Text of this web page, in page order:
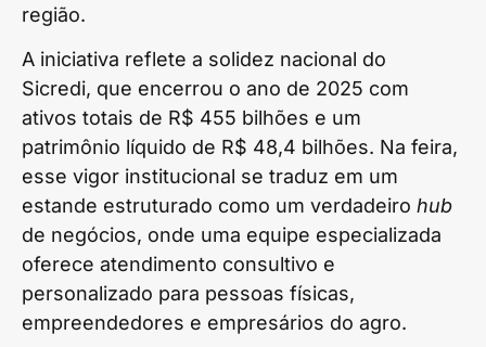
região.
A iniciativa reflete a solidez nacional do
Sicredi, que encerrou o ano de 2025 com
ativos totais de R$ 455 bilhões e um
patrimônio líquido de R$ 48,4 bilhões. Na feira,
esse vigor institucional se traduz em um
estande estruturado como um verdadeiro hub
de negócios, onde uma equipe especializada
oferece atendimento consultivo e
personalizado para pessoas físicas,
empreendedores e empresários do agro.